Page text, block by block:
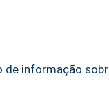
de informação